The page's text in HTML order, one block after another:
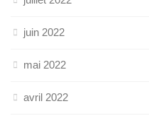
juin 2022
mai 2022
avril 2022